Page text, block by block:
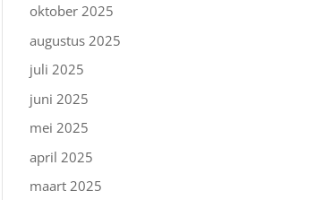
oktober 2025
augustus 2025
juli 2025
juni 2025
mei 2025
april 2025
maart 2025